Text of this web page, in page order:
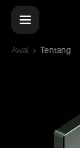
Awal Tentang